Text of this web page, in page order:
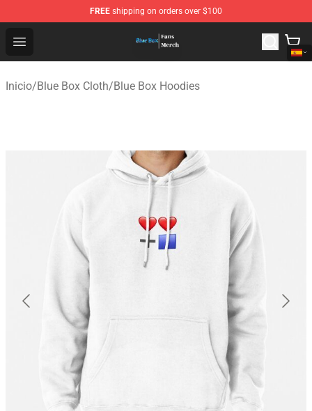
FREE shipping on orders over $100
Open menu
Blue Box Store - Official Blue Box Merchandise Shop
Inicio/Blue Box Cloth/Blue Box Hoodies